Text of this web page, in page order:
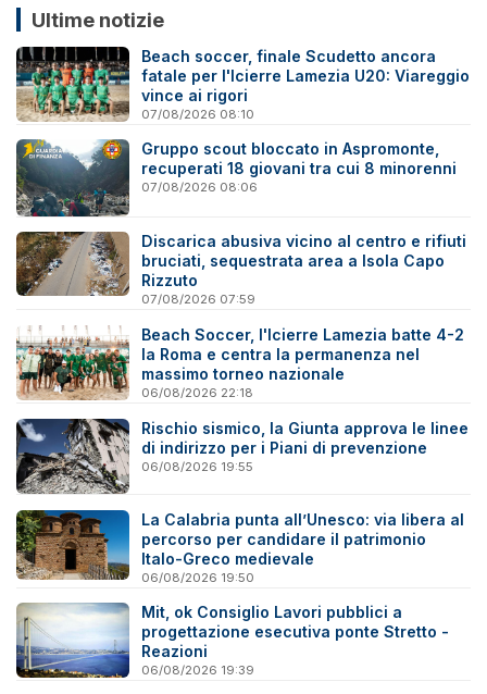
Ultime notizie
Beach soccer, finale Scudetto ancora
fatale per l'Icierre Lamezia U20: Viareggio
vince ai rigori
07/08/2026 08:10
Gruppo scout bloccato in Aspromonte,
recuperati 18 giovani tra cui 8 minorenni
07/08/2026 08:06
Discarica abusiva vicino al centro e rifiuti
bruciati, sequestrata area a Isola Capo
Rizzuto
07/08/2026 07:59
Beach Soccer, l'Icierre Lamezia batte 4-2
la Roma e centra la permanenza nel
massimo torneo nazionale
06/08/2026 22:18
Rischio sismico, la Giunta approva le linee
di indirizzo per i Piani di prevenzione
06/08/2026 19:55
La Calabria punta all’Unesco: via libera al
percorso per candidare il patrimonio
Italo-Greco medievale
06/08/2026 19:50
Mit, ok Consiglio Lavori pubblici a
progettazione esecutiva ponte Stretto -
Reazioni
06/08/2026 19:39